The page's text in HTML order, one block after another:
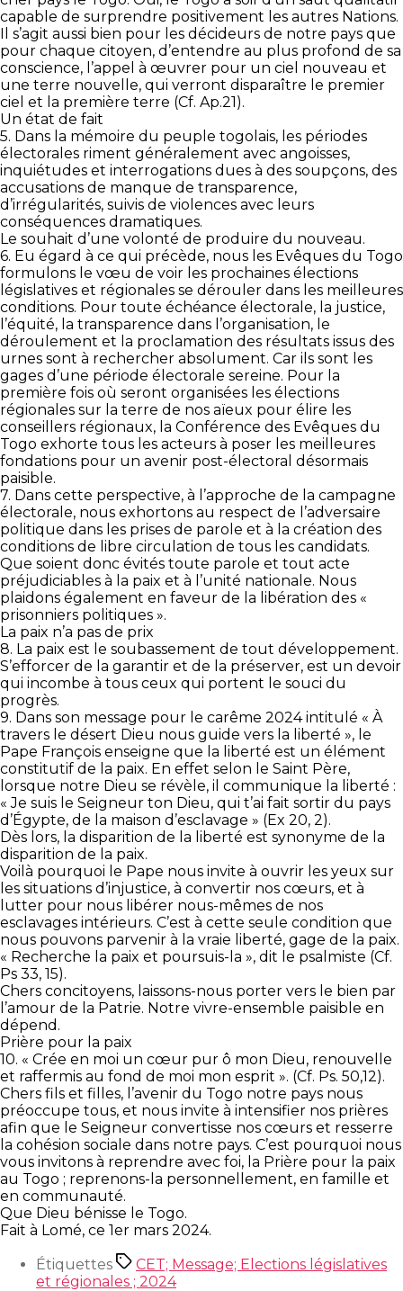
capable de surprendre positivement les autres Nations.
Il s’agit aussi bien pour les décideurs de notre pays que
pour chaque citoyen, d’entendre au plus profond de sa
conscience, l’appel à œuvrer pour un ciel nouveau et
une terre nouvelle, qui verront disparaître le premier
ciel et la première terre (Cf. Ap.21).
Un état de fait
5. Dans la mémoire du peuple togolais, les périodes
électorales riment généralement avec angoisses,
inquiétudes et interrogations dues à des soupçons, des
accusations de manque de transparence,
d’irrégularités, suivis de violences avec leurs
conséquences dramatiques.
Le souhait d’une volonté de produire du nouveau.
6. Eu égard à ce qui précède, nous les Evêques du Togo
formulons le vœu de voir les prochaines élections
législatives et régionales se dérouler dans les meilleures
conditions. Pour toute échéance électorale, la justice,
l’équité, la transparence dans l’organisation, le
déroulement et la proclamation des résultats issus des
urnes sont à rechercher absolument. Car ils sont les
gages d’une période électorale sereine. Pour la
première fois où seront organisées les élections
régionales sur la terre de nos aïeux pour élire les
conseillers régionaux, la Conférence des Evêques du
Togo exhorte tous les acteurs à poser les meilleures
fondations pour un avenir post-électoral désormais
paisible.
7. Dans cette perspective, à l’approche de la campagne
électorale, nous exhortons au respect de l’adversaire
politique dans les prises de parole et à la création des
conditions de libre circulation de tous les candidats.
Que soient donc évités toute parole et tout acte
préjudiciables à la paix et à l’unité nationale. Nous
plaidons également en faveur de la libération des «
prisonniers politiques ».
La paix n’a pas de prix
8. La paix est le soubassement de tout développement.
S’efforcer de la garantir et de la préserver, est un devoir
qui incombe à tous ceux qui portent le souci du
progrès.
9. Dans son message pour le carême 2024 intitulé « À
travers le désert Dieu nous guide vers la liberté », le
Pape François enseigne que la liberté est un élément
constitutif de la paix. En effet selon le Saint Père,
lorsque notre Dieu se révèle, il communique la liberté :
« Je suis le Seigneur ton Dieu, qui t’ai fait sortir du pays
d’Égypte, de la maison d’esclavage » (Ex 20, 2).
Dès lors, la disparition de la liberté est synonyme de la
disparition de la paix.
Voilà pourquoi le Pape nous invite à ouvrir les yeux sur
les situations d’injustice, à convertir nos cœurs, et à
lutter pour nous libérer nous-mêmes de nos
esclavages intérieurs. C’est à cette seule condition que
nous pouvons parvenir à la vraie liberté, gage de la paix.
« Recherche la paix et poursuis-la », dit le psalmiste (Cf.
Ps 33, 15).
Chers concitoyens, laissons-nous porter vers le bien par
l’amour de la Patrie. Notre vivre-ensemble paisible en
dépend.
Prière pour la paix
10. « Crée en moi un cœur pur ô mon Dieu, renouvelle
et raffermis au fond de moi mon esprit ». (Cf. Ps. 50,12).
Chers fils et filles, l’avenir du Togo notre pays nous
préoccupe tous, et nous invite à intensifier nos prières
afin que le Seigneur convertisse nos cœurs et resserre
la cohésion sociale dans notre pays. C’est pourquoi nous
vous invitons à reprendre avec foi, la Prière pour la paix
au Togo ; reprenons-la personnellement, en famille et
en communauté.
Que Dieu bénisse le Togo.
Fait à Lomé, ce 1er mars 2024.
Étiquettes
CET; Message; Elections législatives
et régionales ; 2024